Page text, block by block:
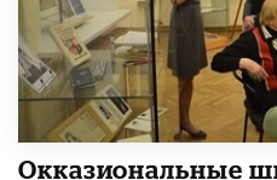
​Окказиональные